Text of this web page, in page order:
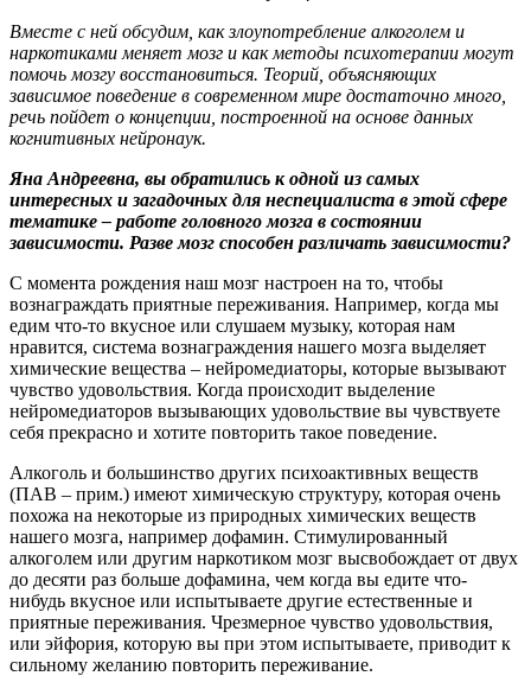
Вместе с ней обсудим, как злоупотребление алкоголем и
наркотиками меняет мозг и как методы психотерапии могут
помочь мозгу восстановиться. Теорий, объясняющих
зависимое поведение в современном мире достаточно много,
речь пойдет о концепции, построенной на основе данных
когнитивных нейронаук.
Яна Андреевна, вы обратились к одной из самых
интересных и загадочных для неспециалиста в этой сфере
тематике – работе головного мозга в состоянии
зависимости. Разве мозг способен различать зависимости?
С момента рождения наш мозг настроен на то, чтобы
вознаграждать приятные переживания. Например, когда мы
едим что-то вкусное или слушаем музыку, которая нам
нравится, система вознаграждения нашего мозга выделяет
химические вещества – нейромедиаторы, которые вызывают
чувство удовольствия. Когда происходит выделение
нейромедиаторов вызывающих удовольствие вы чувствуете
себя прекрасно и хотите повторить такое поведение.
Алкоголь и большинство других психоактивных веществ
(ПАВ – прим.) имеют химическую структуру, которая очень
похожа на некоторые из природных химических веществ
нашего мозга, например дофамин. Стимулированный
алкоголем или другим наркотиком мозг высвобождает от двух
до десяти раз больше дофамина, чем когда вы едите что-
нибудь вкусное или испытываете другие естественные и
приятные переживания. Чрезмерное чувство удовольствия,
или эйфория, которую вы при этом испытываете, приводит к
сильному желанию повторить переживание.